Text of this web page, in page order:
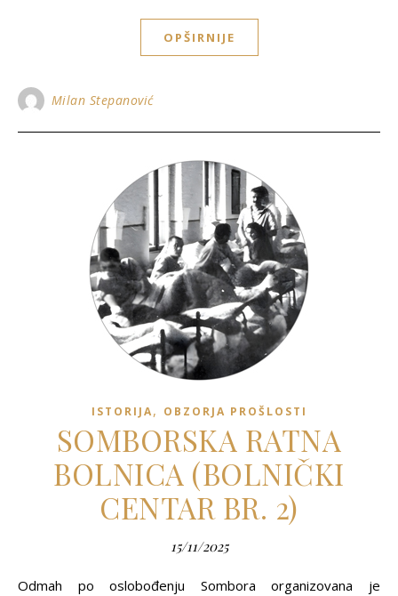
OPŠIRNIJE
Milan Stepanović
ISTORIJA, OBZORJA PROŠLOSTI
SOMBORSKA RATNA
BOLNICA (BOLNIČKI
CENTAR BR. 2)
15/11/2025
Odmah po oslobođenju Sombora organizovana je